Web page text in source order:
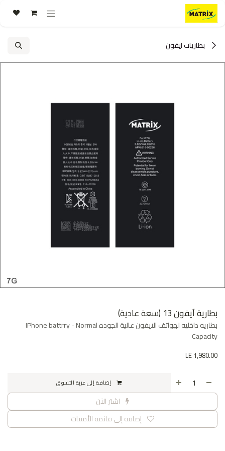
تخطي للذهاب إلى المحتوى
بطاريات آيفون
بطارية آيفون 13 (سعة عادية)
بطاريه داخليه لهواتف الايفون عالية الجوده IPhone battrry - Normal
Capacity
1,980.00
إضافة إلى قائمة الأمنيات